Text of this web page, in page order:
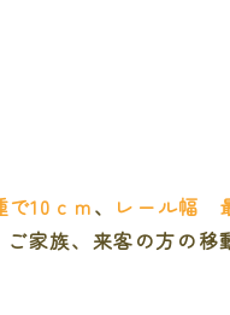
10ｃｍ、 レール幅
家族、来客の方の移